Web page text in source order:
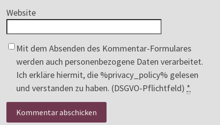
Website
Mit dem Absenden des Kommentar-Formulares
werden auch personenbezogene Daten verarbeitet.
Ich erkläre hiermit, die %privacy_policy% gelesen
und verstanden zu haben. (DSGVO-Pflichtfeld) *